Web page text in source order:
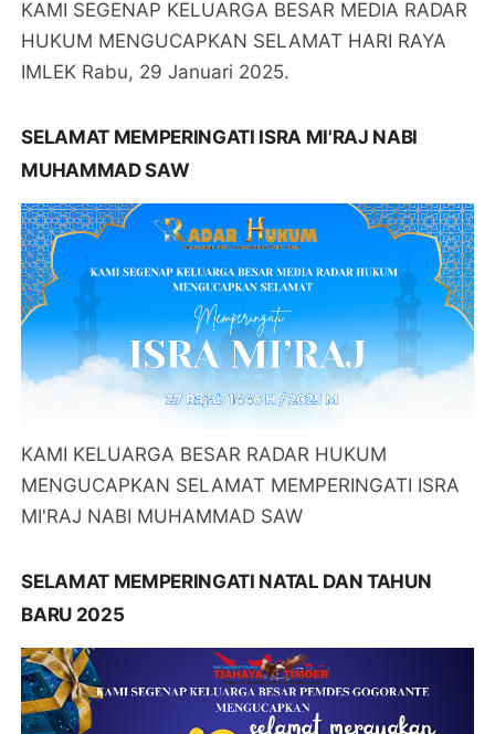
KAMI SEGENAP KELUARGA BESAR MEDIA RADAR
HUKUM MENGUCAPKAN SELAMAT HARI RAYA
IMLEK Rabu, 29 Januari 2025.
SELAMAT MEMPERINGATI ISRA MI'RAJ NABI
MUHAMMAD SAW
KAMI KELUARGA BESAR RADAR HUKUM
MENGUCAPKAN SELAMAT MEMPERINGATI ISRA
MI'RAJ NABI MUHAMMAD SAW
SELAMAT MEMPERINGATI NATAL DAN TAHUN
BARU 2025